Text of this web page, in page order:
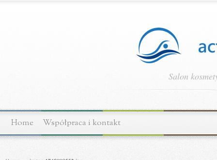
Salon
Home Współpraca i kontakt